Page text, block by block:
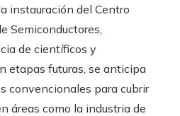
instauración del Centro
Semiconductores,
de científicos y
etapas futuras, se anticipa
convencionales para cubrir
áreas como la industria de